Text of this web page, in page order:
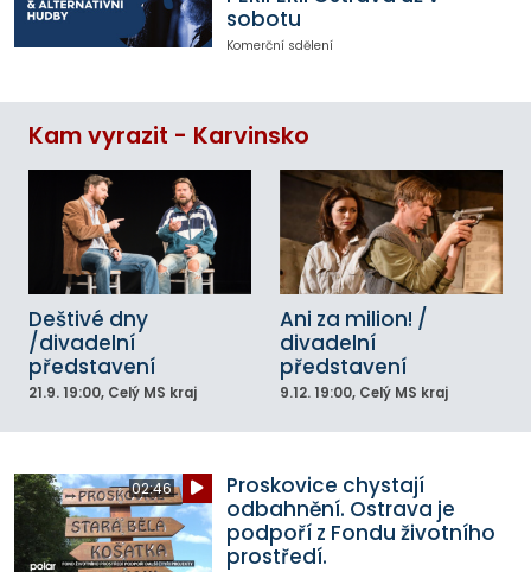
sobotu
Komerční sdělení
Kam vyrazit - Karvinsko
Deštivé dny
/divadelní
představení
21.9. 19:00, Celý MS kraj
Ani za milion! /
divadelní
představení
9.12. 19:00, Celý MS kraj
02:46
Proskovice chystají
odbahnění. Ostrava je
podpoří z Fondu životního
prostředí.